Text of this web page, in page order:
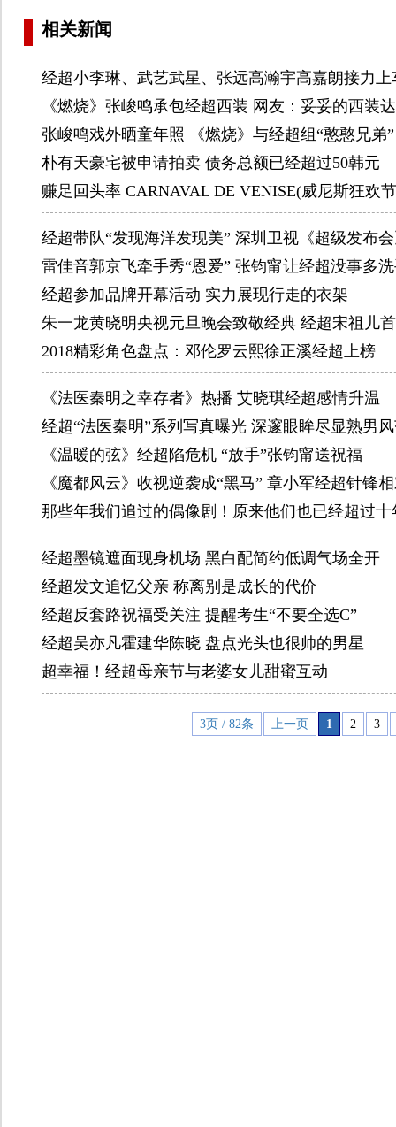
相关新闻
经超小李琳、武艺武星、张远高瀚宇高嘉朗接力
《燃烧》张峻鸣承包经超西装 网友：妥妥的西装
张峻鸣戏外晒童年照 《燃烧》与经超组“憨憨兄弟”
朴有天豪宅被申请拍卖 债务总额已经超过50韩元
赚足回头率 CARNAVAL DE VENISE(威尼斯狂欢
经超带队“发现海洋发现美” 深圳卫视《超级发布
雷佳音郭京飞牵手秀“恩爱” 张钧甯让经超没事多
经超参加品牌开幕活动 实力展现行走的衣架
朱一龙黄晓明央视元旦晚会致敬经典 经超宋祖儿
2018精彩角色盘点：邓伦罗云熙徐正溪经超上榜
《法医秦明之幸存者》热播 艾晓琪经超感情升温
经超“法医秦明”系列写真曝光 深邃眼眸尽显熟男
《温暖的弦》经超陷危机 “放手”张钧甯送祝福
《魔都风云》收视逆袭成“黑马” 章小军经超针锋
那些年我们追过的偶像剧！原来他们也已经超过十
经超墨镜遮面现身机场 黑白配简约低调气场全开
经超发文追忆父亲 称离别是成长的代价
经超反套路祝福受关注 提醒考生“不要全选C”
经超吴亦凡霍建华陈晓 盘点光头也很帅的男星
超幸福！经超母亲节与老婆女儿甜蜜互动
3页 / 82条 上一页 1 2 3